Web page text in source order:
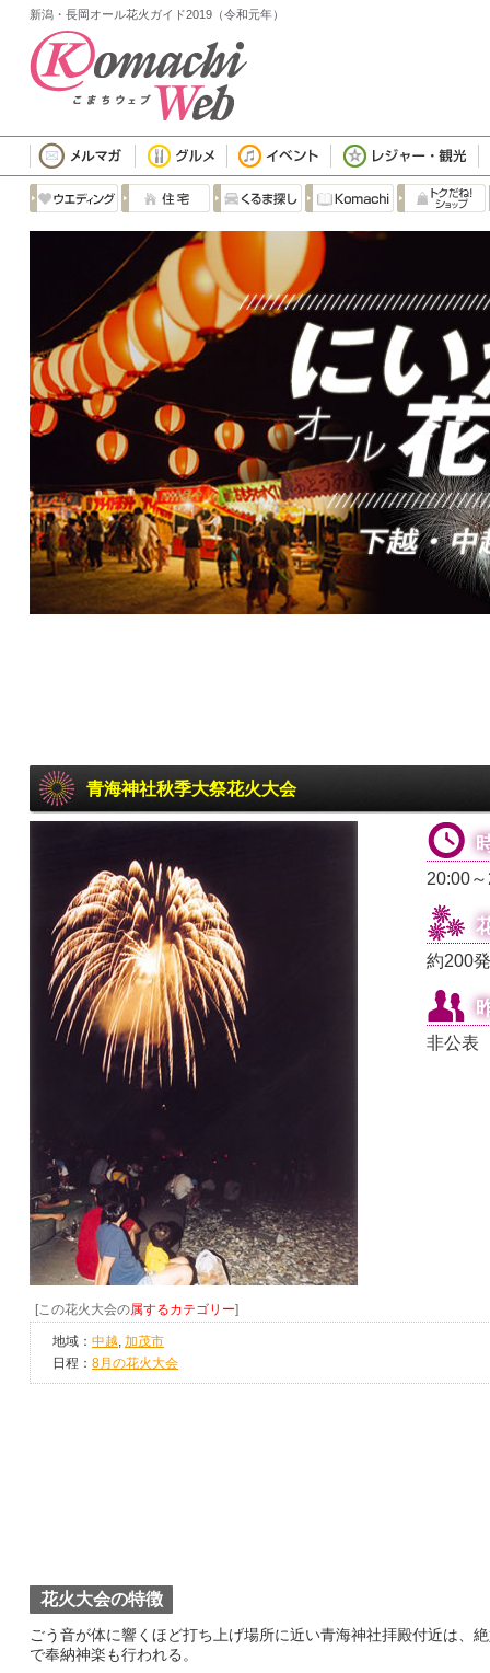
新潟・長岡オール花火ガイド2019（令和元年）
青海神社秋季大祭花火大会
20:00
約200発
非公表
[この花火大会の属するカテゴリー]
地域： 中越, 加茂市
日程： 8月の花火大会
花火大会の特徴
ごう音が体に響くほど打ち上げ場所に近い青海神社拝殿付近は、
で奉納神楽も行われる。